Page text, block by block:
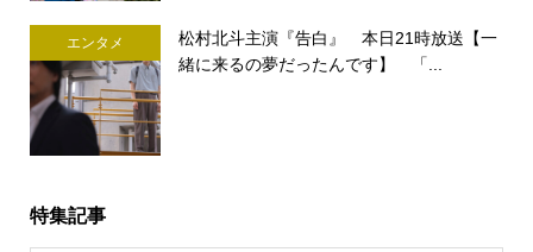
エンタメ
松村北斗主演『告白』 本日21時放送【一
緒に来るの夢だったんです】 「...
特集記事